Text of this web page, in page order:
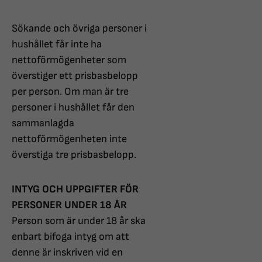
Sökande och övriga personer i
hushållet får inte ha
nettoförmögenheter som
överstiger ett prisbasbelopp
per person. Om man är tre
personer i hushållet får den
sammanlagda
nettoförmögenheten inte
överstiga tre prisbasbelopp.
INTYG OCH UPPGIFTER FÖR
PERSONER UNDER 18 ÅR
Person som är under 18 år ska
enbart bifoga intyg om att
denne är inskriven vid en